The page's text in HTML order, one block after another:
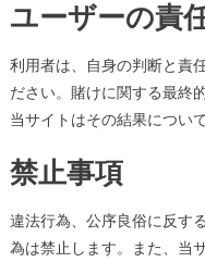
ユーザーの責
利用者は、自身の判断と責
ださい。賭けに関する最終
当サイトはその結果につい
禁止事項
違法行為、公序良俗に反す
為は禁止します。また、当